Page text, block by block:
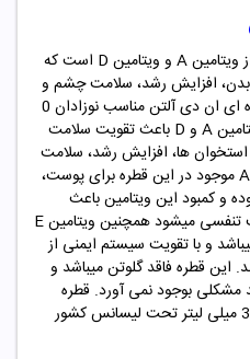
ویتامینA و ویتامین D است که
افزایش رشد، سلامت چشم و
ان دی آلتن مناسب نوزادان 0
A و D باعث تقویت سلامت
ها، افزایش رشد، سلامت
Aموجود در این قطره برای پوست،
و کمبود این ویتامین باعث
میشود همچنین ویتامینE
و با تقویت سیستم ایمنی از
این قطره فاقد گلوتن میباشد و
مشکلی بوجود نمی آورد. قطره
میلی لیتر تحت لیسانس کشور